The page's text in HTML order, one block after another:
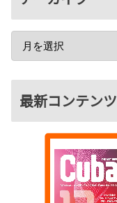
最新コンテンツ